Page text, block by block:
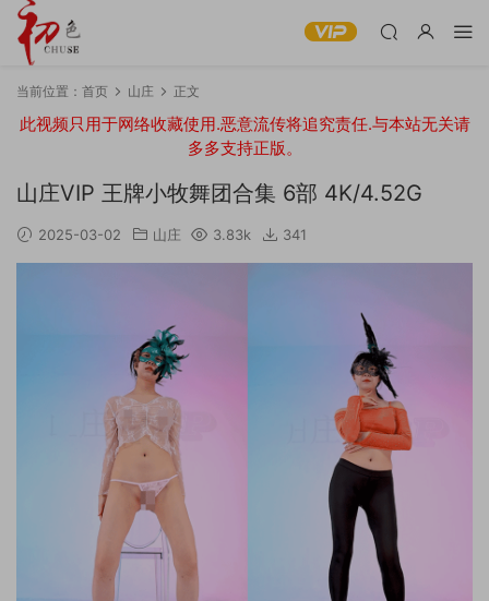
当前位置： 首页 山庄 正文
此视频只用于网络收藏使用.恶意流传将追究责任.与本站无关请
多多支持正版。
山庄VIP 王牌小牧舞团合集 6部 4K/4.52G
2025-03-02 山庄 3.83k 341